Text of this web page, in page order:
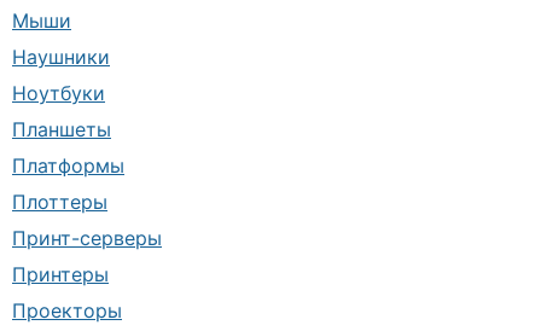
Мыши
Наушники
Ноутбуки
Планшеты
Платформы
Плоттеры
Принт-серверы
Принтеры
Проекторы